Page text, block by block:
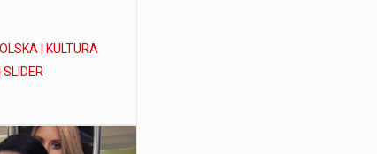
| KULTURA
SLIDER